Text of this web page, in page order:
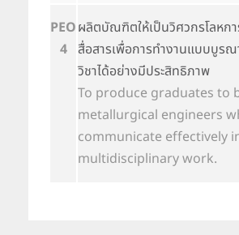
PEO
4
ผลิตบัณฑิตให้เป็นวิศวกรโลหก
สื่อสารเพื่อการทำงานแบบบูรณ
วิชาได้อย่างมีประสิทธิภาพ
To produce graduates to
metallurgical engineers
communicate effectively
multidisciplinary work.